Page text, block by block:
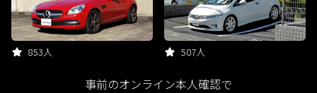
853人 507人
事前のオンライン本人確認で